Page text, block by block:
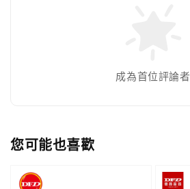
成為首位評論者
您可能也喜歡